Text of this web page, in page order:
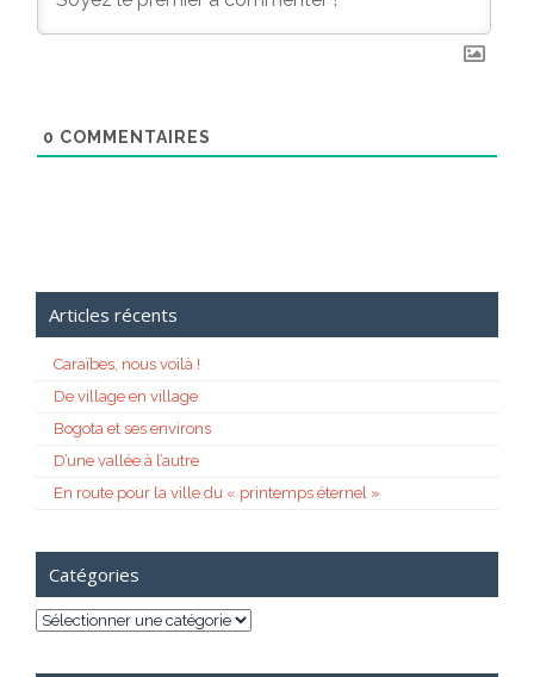
0 COMMENTAIRES
Articles récents
Caraïbes, nous voilà !
De village en village
Bogota et ses environs
D’une vallée à l’autre
En route pour la ville du « printemps éternel »
Catégories
Catégories